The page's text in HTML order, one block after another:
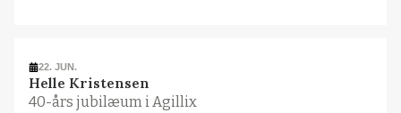
22. JUN.
Helle Kristensen
40-års jubilæum i Agillix